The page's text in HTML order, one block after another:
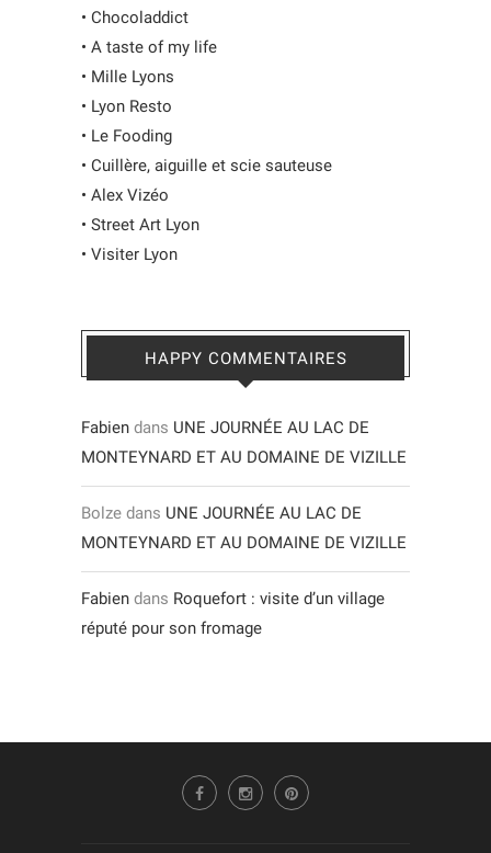
• Chocoladdict
• A taste of my life
• Mille Lyons
• Lyon Resto
• Le Fooding
• Cuillère, aiguille et scie sauteuse
• Alex Vizéo
• Street Art Lyon
• Visiter Lyon
HAPPY COMMENTAIRES
Fabien dans UNE JOURNÉE AU LAC DE
MONTEYNARD ET AU DOMAINE DE VIZILLE
Bolze dans UNE JOURNÉE AU LAC DE
MONTEYNARD ET AU DOMAINE DE VIZILLE
Fabien dans Roquefort : visite d’un village
réputé pour son fromage